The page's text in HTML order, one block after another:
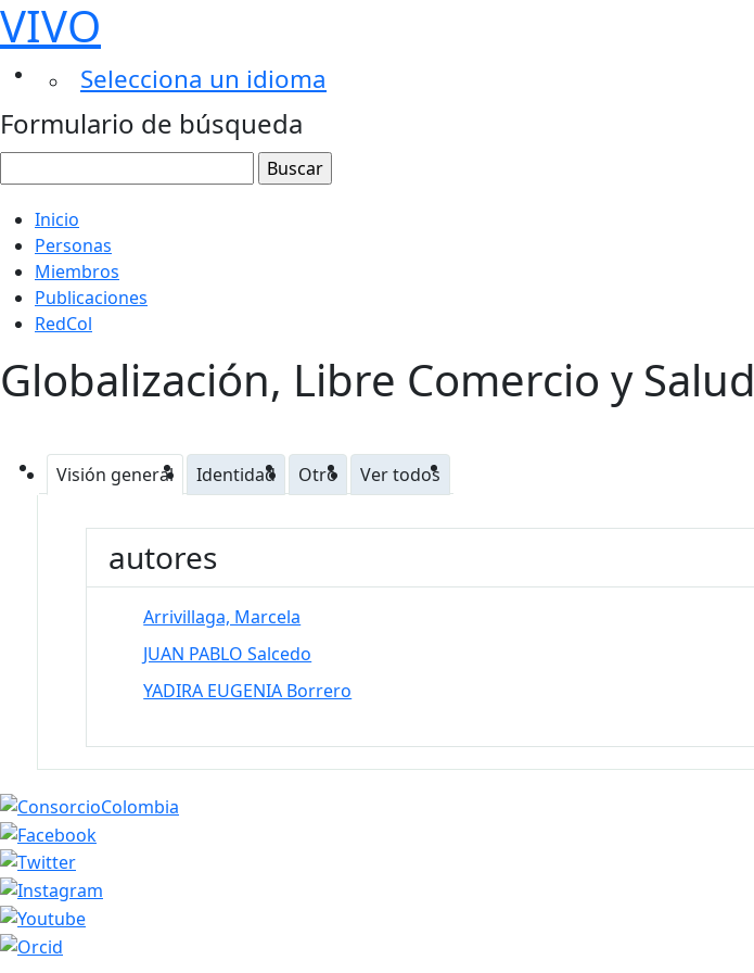
VIVO
Selecciona un idioma
Formulario de búsqueda
Inicio
Personas
Miembros
Publicaciones
RedCol
Globalización, Libre Comercio y Salud
Visión general Identidad Otro Ver todos
autores
Arrivillaga, Marcela
JUAN PABLO Salcedo
YADIRA EUGENIA Borrero